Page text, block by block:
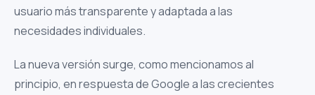
usuario más transparente y adaptada a las
necesidades individuales.
La nueva versión surge, como mencionamos al
principio, en respuesta de Google a las crecientes